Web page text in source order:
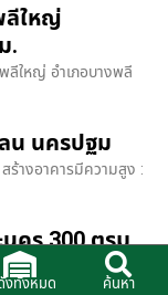
ลีใหญ่
.
ลีใหญ่ อำเภอบางพลี
ลน นครปฐม
างอาคารมีความสูง :
นคร 300 ตรม.
ร อ.พานทอง จ.ชลบุรี
งทั้งหมด ค้นหา